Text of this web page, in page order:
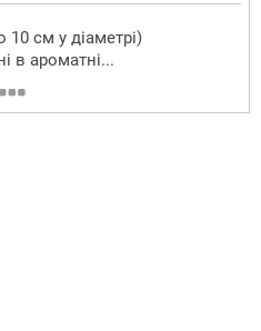
10 см у діаметрі)
в ароматні...